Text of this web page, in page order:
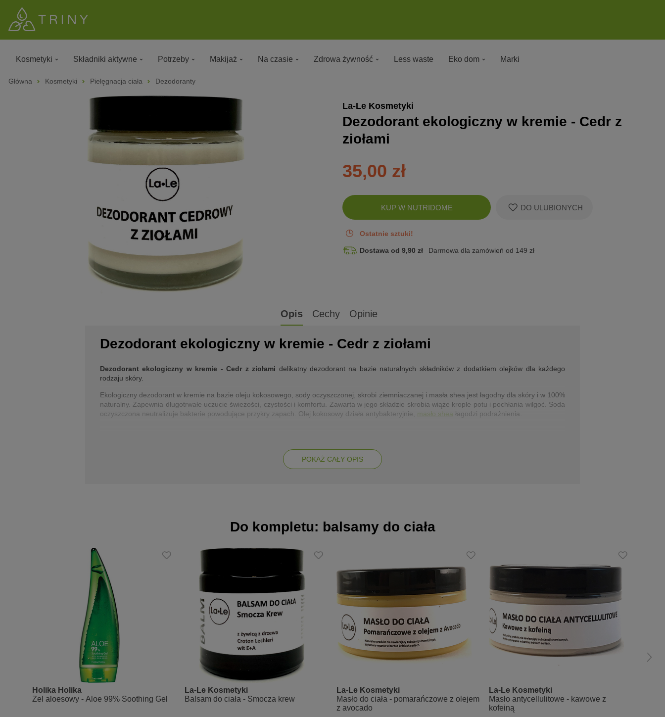
Kosmetyki Składniki aktywne Potrzeby Makijaż Na czasie Zdrowa żywność Less waste Eko dom Marki
Główna Kosmetyki Pielęgnacja ciała Dezodoranty
La-Le Kosmetyki
Dezodorant ekologiczny w kremie - Cedr z
ziołami
35,00 zł
Zobacz
koszyk
KUP W NUTRIDOME DO ULUBIONYCH
Ostatnie sztuki!
Dostawa od 9,90 zł Darmowa dla zamówień od 149 zł
Opis Cechy Opinie
Dezodorant ekologiczny w kremie - Cedr z ziołami
Dezodorant ekologiczny w kremie - Cedr z ziołami delikatny dezodorant na bazie naturalnych składników z dodatkiem olejków dla każdego
rodzaju skóry.
Ekologiczny dezodorant w kremie na bazie oleju kokosowego, sody oczyszczonej, skrobi ziemniaczanej i masła shea jest łagodny dla skóry i w 100%
naturalny. Zapewnia długotrwałe uczucie świeżości, czystości i komfortu. Zawarta w jego składzie skrobia wiąże krople potu i pochłania wilgoć. Soda
oczyszczona neutralizuje bakterie powodujące przykry zapach. Olej kokosowy działa antybakteryjnie, masło shea łagodzi podrażnienia.
zapewnia uczucie świeżości i komfortu
ładny zapach
odpowiedni dla każdego typu skóry
Skład INCI
Sodium Bicarbonate, Cocos Nucifera (Coconut) Oil, Solanum Tuberosum Starch, Butyrospermum Parkii (Shea Butter),Cera Alba, Diatomaceous
Earth, Parfum
POKAŻ CAŁY OPIS
Do kompletu: balsamy do ciała
Holika Holika
Żel aloesowy - Aloe 99% Soothing Gel
La-Le Kosmetyki
Balsam do ciała - Smocza krew
La-Le Kosmetyki
Masło do ciała - pomarańczowe z olejem
z avocado
La-Le Kosmetyki
Masło antycellulitowe - kawowe z
kofeiną